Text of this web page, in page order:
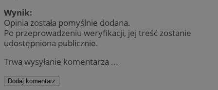
Wynik:
Opinia została pomyślnie dodana.
Po przeprowadzeniu weryfikacji, jej treść zostanie
udostępniona publicznie.
Trwa wysyłanie komentarza ...
Dodaj komentarz